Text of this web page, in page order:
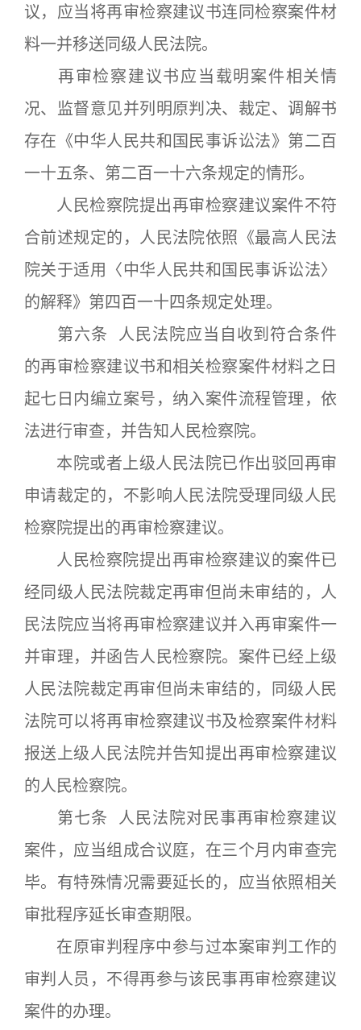
议，应当将再审检察建议书连同检察案件材
料一并移送同级人民法院。
再审检察建议书应当载明案件相关情
况、监督意见并列明原判决、裁定、调解书
存在《中华人民共和国民事诉讼法》第二百
一十五条、第二百一十六条规定的情形。
人民检察院提出再审检察建议案件不符
合前述规定的，人民法院依照《最高人民法
院关于适用〈中华人民共和国民事诉讼法〉
的解释》第四百一十四条规定处理。
第六条 人民法院应当自收到符合条件
的再审检察建议书和相关检察案件材料之日
起七日内编立案号，纳入案件流程管理，依
法进行审查，并告知人民检察院。
本院或者上级人民法院已作出驳回再审
申请裁定的，不影响人民法院受理同级人民
检察院提出的再审检察建议。
人民检察院提出再审检察建议的案件已
经同级人民法院裁定再审但尚未审结的，人
民法院应当将再审检察建议并入再审案件一
并审理，并函告人民检察院。案件已经上级
人民法院裁定再审但尚未审结的，同级人民
法院可以将再审检察建议书及检察案件材料
报送上级人民法院并告知提出再审检察建议
的人民检察院。
第七条 人民法院对民事再审检察建议
案件，应当组成合议庭，在三个月内审查完
毕。有特殊情况需要延长的，应当依照相关
审批程序延长审查期限。
在原审判程序中参与过本案审判工作的
审判人员，不得再参与该民事再审检察建议
案件的办理。